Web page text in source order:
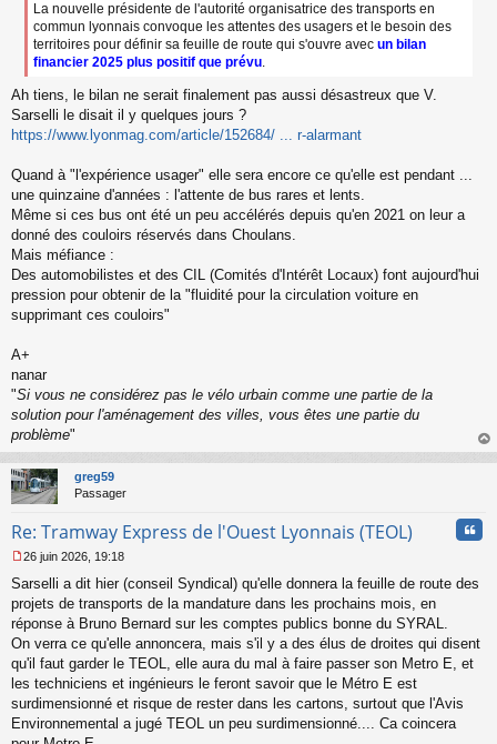
u
La nouvelle présidente de l'autorité organisatrice des transports en
commun lyonnais convoque les attentes des usagers et le besoin des
territoires pour définir sa feuille de route qui s'ouvre avec un bilan
financier 2025 plus positif que prévu.
Ah tiens, le bilan ne serait finalement pas aussi désastreux que V.
Sarselli le disait il y quelques jours ?
https://www.lyonmag.com/article/152684/ ... r-alarmant
Quand à "l'expérience usager" elle sera encore ce qu'elle est pendant ...
une quinzaine d'années : l'attente de bus rares et lents.
Même si ces bus ont été un peu accélérés depuis qu'en 2021 on leur a
donné des couloirs réservés dans Choulans.
Mais méfiance :
Des automobilistes et des CIL (Comités d'Intérêt Locaux) font aujourd'hui
pression pour obtenir de la "fluidité pour la circulation voiture en
supprimant ces couloirs"
A+
nanar
"Si vous ne considérez pas le vélo urbain comme une partie de la
solution pour l'aménagement des villes, vous êtes une partie du
problème"
au
greg59
Passager
Re: Tramway Express de l'Ouest Lyonnais (TEOL)
e
s
s
a
g
e
n
o
n
26 juin 2026, 19:18
Sarselli a dit hier (conseil Syndical) qu'elle donnera la feuille de route des
projets de transports de la mandature dans les prochains mois, en
réponse à Bruno Bernard sur les comptes publics bonne du SYRAL.
On verra ce qu'elle annoncera, mais s'il y a des élus de droites qui disent
qu'il faut garder le TEOL, elle aura du mal à faire passer son Metro E, et
les techniciens et ingénieurs le feront savoir que le Métro E est
surdimensionné et risque de rester dans les cartons, surtout que l'Avis
Environnemental a jugé TEOL un peu surdimensionné.... Ca coincera